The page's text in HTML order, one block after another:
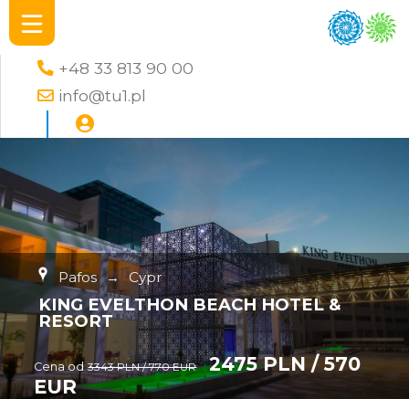
+48 33 813 90 00
info@tu1.pl
Pafos → Cypr
KING EVELTHON BEACH HOTEL &
RESORT
Cena od 3343 PLN / 770 EUR
2475 PLN / 570
EUR